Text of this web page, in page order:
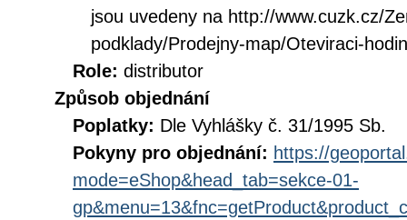
jsou uvedeny na http://www.cuzk.cz/
podklady/Prodejny-map/Oteviraci-
Role: distributor
Způsob objednání
Poplatky: Dle Vyhlášky č. 31/1995 Sb.
Pokyny pro objednání: https://
mode=eShop&head_tab=sekce-01-